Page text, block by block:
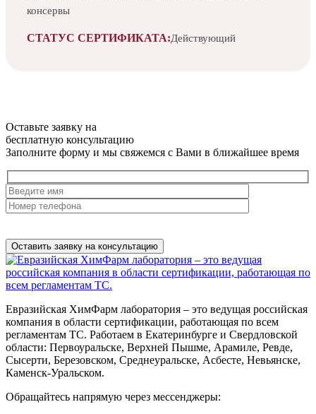
консервы
СТАТУС СЕРТИФИКАТА:Действующий
Оставьте заявку на
бесплатную консультацию
Заполните форму и мы свяжемся с Вами в ближайшее время
Евразийская ХимФарм лаборатория – это ведущая российская
компания в области сертификации, работающая по всем
регламентам ТС. Работаем в Екатеринбурге и Свердловской
области: Первоуральске, Верхней Пышме, Арамиле, Ревде,
Сысерти, Березовском, Среднеуральске, Асбесте, Невьянске,
Каменск-Уральском.
Обращайтесь напрямую через мессенджеры: